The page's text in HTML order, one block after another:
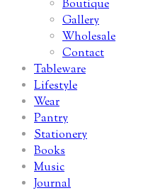
Boutique
Gallery
Wholesale
Contact
Tableware
Lifestyle
Wear
Pantry
Stationery
Books
Music
Journal